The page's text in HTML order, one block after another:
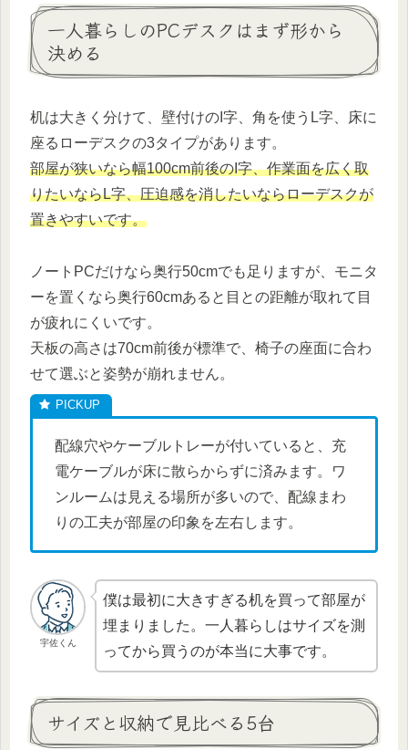
一人暮らしのPCデスクはまず形から
決める
机は大きく分けて、壁付けのI字、角を使うL字、床に
座るローデスクの3タイプがあります。
部屋が狭いなら幅100cm前後のI字、作業面を広く取
りたいならL字、圧迫感を消したいならローデスクが
置きやすいです。
ノートPCだけなら奥行50cmでも足りますが、モニタ
ーを置くなら奥行60cmあると目との距離が取れて目
が疲れにくいです。
天板の高さは70cm前後が標準で、椅子の座面に合わ
せて選ぶと姿勢が崩れません。
配線穴やケーブルトレーが付いていると、充
電ケーブルが床に散らからずに済みます。ワ
ンルームは見える場所が多いので、配線まわ
りの工夫が部屋の印象を左右します。
宇佐くん
僕は最初に大きすぎる机を買って部屋が
埋まりました。一人暮らしはサイズを測
ってから買うのが本当に大事です。
サイズと収納で見比べる5台